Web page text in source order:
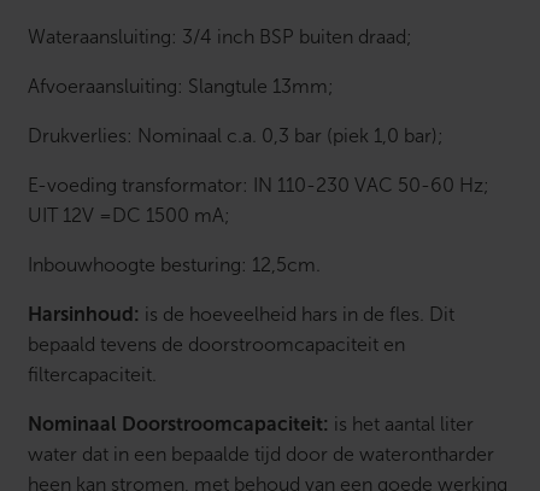
Wateraansluiting: 3/4 inch BSP buiten draad;
Afvoeraansluiting: Slangtule 13mm;
Drukverlies: Nominaal c.a. 0,3 bar (piek 1,0 bar);
E-voeding transformator: IN 110-230 VAC 50-60 Hz;
UIT 12V =DC 1500 mA;
Inbouwhoogte besturing: 12,5cm.
Harsinhoud: is de hoeveelheid hars in de fles. Dit
bepaald tevens de doorstroomcapaciteit en
filtercapaciteit.
Nominaal Doorstroomcapaciteit: is het aantal liter
water dat in een bepaalde tijd door de waterontharder
heen kan stromen, met behoud van een goede werking